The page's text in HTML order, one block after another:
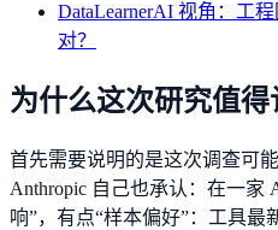
DataLearnerAI 视角：工
对？
为什么这次研究值得
首先需要说明的是这次调查可
Anthropic 自己也承认：在一家
响”，有点“样本偏好”：工具